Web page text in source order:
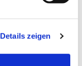
Details zeigen